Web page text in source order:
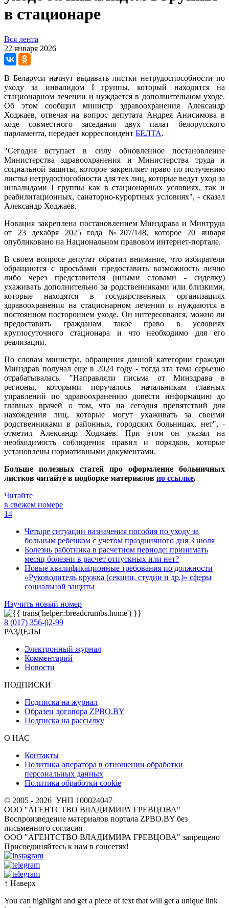
в стационаре
Вся лента
22 января 2026
В Беларуси начнут выдавать листки нетрудоспособности по
уходу за инвалидом I группы, который находится на
стационарном лечении и нуждается в дополнительном уходе.
Об этом сообщил министр здравоохранения Александр
Ходжаев, отвечая на вопрос депутата Андрея Анисимова в
ходе совместного заседания двух палат белорусского
парламента, передает корреспондент БЕЛТА.
"Сегодня вступает в силу обновленное постановление
Министерства здравоохранения и Министерства труда и
социальной защиты, которое закрепляет право по получению
листка нетрудоспособности для тех лиц, которые ведут уход за
инвалидами I группы как в стационарных условиях, так и
реабилитационных, санаторно-курортных условиях", - сказал
Александр Ходжаев.
Новация закреплена постановлением Минздрава и Минтруда
от 23 декабря 2025 года №207/148, которое 20 января
опубликовано на Национальном правовом интернет-портале.
В своем вопросе депутат обратил внимание, что избиратели
обращаются с просьбами предоставить возможность лично
либо через представителя (иными словами - сиделку)
ухаживать дополнительно за родственниками или близкими,
которые находятся в государственных организациях
здравоохранения на стационарном лечении и нуждаются в
постоянном постороннем уходе. Он интересовался, можно ли
предоставить гражданам такое право в условиях
круглосуточного стационара и что необходимо для его
реализации.
По словам министра, обращения данной категории граждан
Минздрав получал еще в 2024 году - тогда эта тема серьезно
отрабатывалась. "Направляли письма от Минздрава в
регионы, которыми поручалось начальникам главных
управлений по здравоохранению довести информацию до
главных врачей о том, что на сегодня препятствий для
нахождения лиц, которые могут ухаживать за своими
родственниками в районных, городских больницах, нет", -
отметил Александр Ходжаев. При этом он указал на
необходимость соблюдения правил и порядков, которые
установлены нормативными документами.
Больше полезных статей про оформление больничных
листков читайте в подборке материалов по ссылке.
Читайте
в свежем номере
14
Четыре ситуации назначения пособия по уходу за
больным ребенком с учетом праздничного дня 3 июля
Болезнь работника в расчетном периоде: принимать
месяц болезни в расчет отпускных или нет?
Новые квалификационные требования по должности
«Руководитель кружка (секции, студии и др.)» сферы
социальной защиты
Изучить новый номер
8 (017) 356-02-99
РАЗДЕЛЫ
Электронный журнал
Комментарий
Новости
ПОДПИСКИ
Подписка на журнал
Образец договора ZPBO.BY
Подписка на рассылку
О НАС
Контакты
Политика оператора в отношении обработки
персональных данных
Политика обработки cookie
© 2005 - 2026 УНП 100024047
ООО "АГЕНТСТВО ВЛАДИМИРА ГРЕВЦОВА"
Воспроизведение материалов портала ZPBO.BY без
письменного согласия
OOO "АГЕНТСТВО ВЛАДИМИРА ГРЕВЦОВА" запрещено
Присоединяйтесь к нам в соцсетях!
↑ Наверх
You can highlight and get a piece of text that will get a unique link